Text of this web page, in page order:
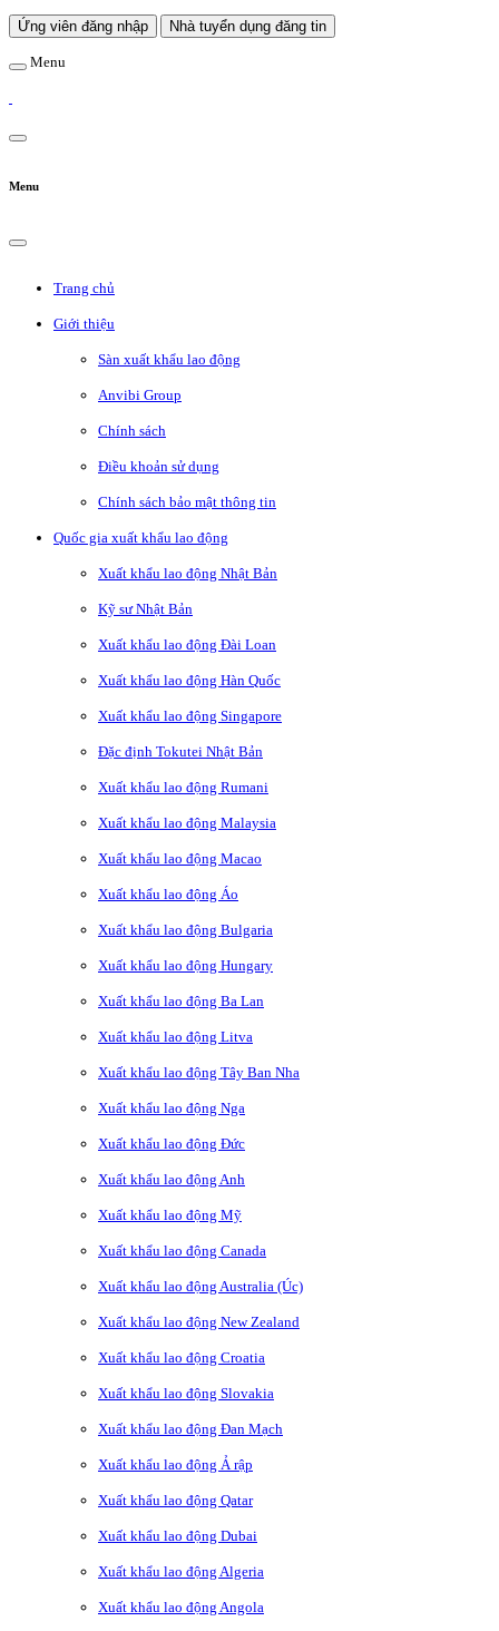
Ứng viên đăng nhập Nhà tuyển dụng đăng tin
Menu
Menu
Trang chủ
Giới thiệu
Sàn xuất khẩu lao động
Anvibi Group
Chính sách
Điều khoản sử dụng
Chính sách bảo mật thông tin
Quốc gia xuất khẩu lao động
Xuất khẩu lao động Nhật Bản
Kỹ sư Nhật Bản
Xuất khẩu lao động Đài Loan
Xuất khẩu lao động Hàn Quốc
Xuất khẩu lao động Singapore
Đặc định Tokutei Nhật Bản
Xuất khẩu lao động Rumani
Xuất khẩu lao động Malaysia
Xuất khẩu lao động Macao
Xuất khẩu lao động Áo
Xuất khẩu lao động Bulgaria
Xuất khẩu lao động Hungary
Xuất khẩu lao động Ba Lan
Xuất khẩu lao động Litva
Xuất khẩu lao động Tây Ban Nha
Xuất khẩu lao động Nga
Xuất khẩu lao động Đức
Xuất khẩu lao động Anh
Xuất khẩu lao động Mỹ
Xuất khẩu lao động Canada
Xuất khẩu lao động Australia (Úc)
Xuất khẩu lao động New Zealand
Xuất khẩu lao động Croatia
Xuất khẩu lao động Slovakia
Xuất khẩu lao động Đan Mạch
Xuất khẩu lao động Ả rập
Xuất khẩu lao động Qatar
Xuất khẩu lao động Dubai
Xuất khẩu lao động Algeria
Xuất khẩu lao động Angola